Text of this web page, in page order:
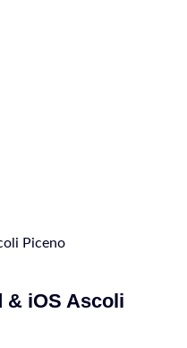
Piceno
& iOS Ascoli